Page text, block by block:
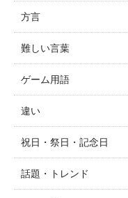
方言
難しい言葉
ゲーム用語
違い
祝日・祭日・記念日
話題・トレンド